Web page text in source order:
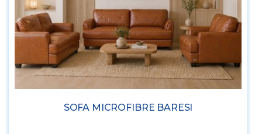
SOFA MICROFIBRE BARESI